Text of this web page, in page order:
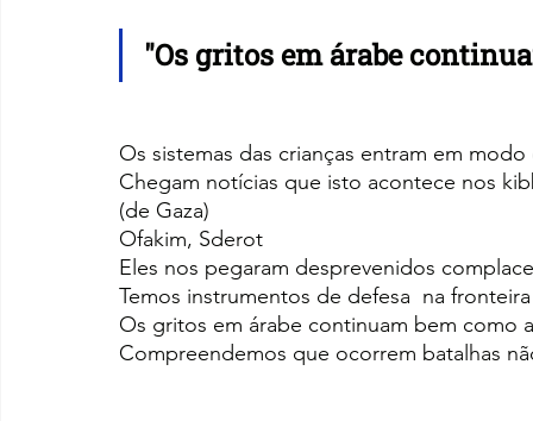
"Os gritos em árabe
Os sistemas das crianças entram em
Chegam notícias que isto acontece nos
(de Gaza)
Ofakim, Sderot
Eles nos pegaram desprevenidos
Temos instrumentos de defesa  na
Os gritos em árabe continuam bem como
Compreendemos que ocorrem batalhas